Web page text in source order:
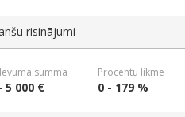
risinājumi
summa
5 000 €
Procentu likme
0 - 179 %